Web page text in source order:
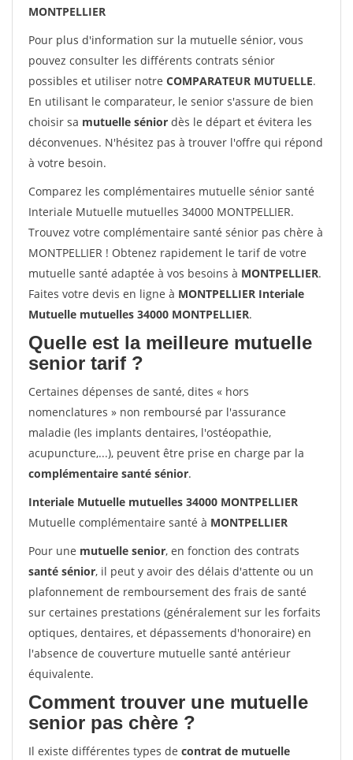
MONTPELLIER
Pour plus d'information sur la mutuelle sénior, vous
pouvez consulter les différents contrats sénior
possibles et utiliser notre COMPARATEUR MUTUELLE.
En utilisant le comparateur, le senior s'assure de bien
choisir sa mutuelle sénior dès le départ et évitera les
déconvenues. N'hésitez pas à trouver l'offre qui répond
à votre besoin.
Comparez les complémentaires mutuelle sénior santé
Interiale Mutuelle mutuelles 34000 MONTPELLIER.
Trouvez votre complémentaire santé sénior pas chère à
MONTPELLIER ! Obtenez rapidement le tarif de votre
mutuelle santé adaptée à vos besoins à MONTPELLIER.
Faites votre devis en ligne à MONTPELLIER Interiale
Mutuelle mutuelles 34000 MONTPELLIER.
Quelle est la meilleure mutuelle
senior tarif ?
Certaines dépenses de santé, dites « hors
nomenclatures » non remboursé par l'assurance
maladie (les implants dentaires, l'ostéopathie,
acupuncture,...), peuvent être prise en charge par la
complémentaire santé sénior.
Interiale Mutuelle mutuelles 34000 MONTPELLIER
Mutuelle complémentaire santé à MONTPELLIER
Pour une mutuelle senior, en fonction des contrats
santé sénior, il peut y avoir des délais d'attente ou un
plafonnement de remboursement des frais de santé
sur certaines prestations (généralement sur les forfaits
optiques, dentaires, et dépassements d'honoraire) en
l'absence de couverture mutuelle santé antérieur
équivalente.
Comment trouver une mutuelle
senior pas chère ?
Il existe différentes types de contrat de mutuelle